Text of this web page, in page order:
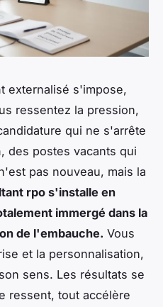
externalisé s'impose,
ressentez la pression,
qui ne s'arrête
des postes vacants qui
pas nouveau, mais la
rpo s'installe en
immergé dans la
de l'embauche. Vous
et la personnalisation,
sens. Les résultats se
ressent, tout accélère